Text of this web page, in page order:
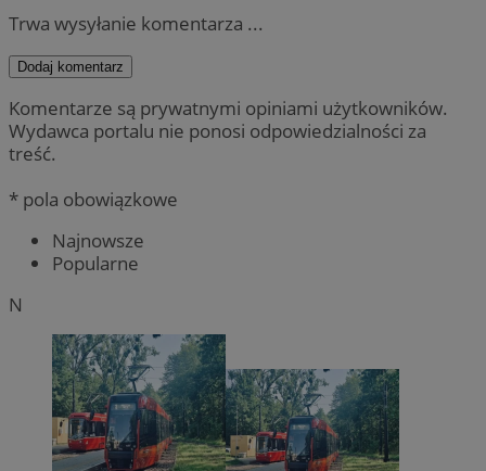
Trwa wysyłanie komentarza ...
Dodaj komentarz
Komentarze są prywatnymi opiniami użytkowników.
Wydawca portalu nie ponosi odpowiedzialności za
treść.
* pola obowiązkowe
Najnowsze
Popularne
N